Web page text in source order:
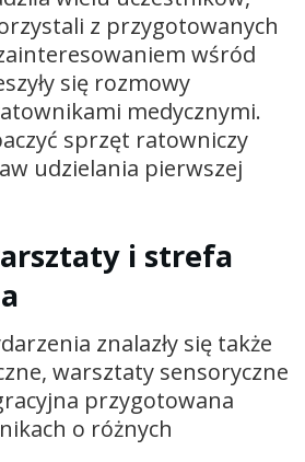
z przygotowanych
wśród
się rozmowy
medycznymi.
sprzęt ratowniczy
udzielania pierwszej
i strefa
znalazły się także
warsztaty sensoryczne
przygotowana
o różnych